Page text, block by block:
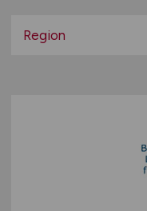
befristete
geringfügige
Berufseinstieg /
Region